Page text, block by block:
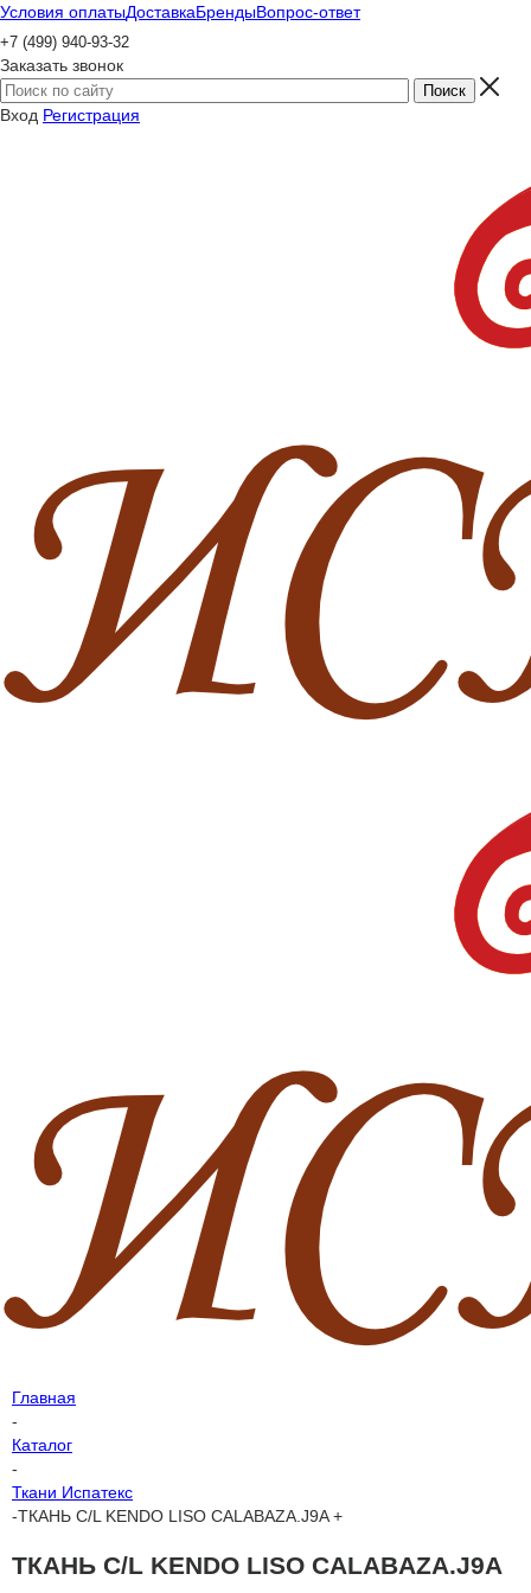
Условия оплатыДоставкаБрендыВопрос-ответ
+7 (499) 940-93-32
Заказать звонок
Вход Регистрация
Главная
-
Каталог
-
Ткани Испатекс
-ТКАНЬ C/L KENDO LISO CALABAZA.J9A +
ТКАНЬ C/L KENDO LISO CALABAZA.J9A